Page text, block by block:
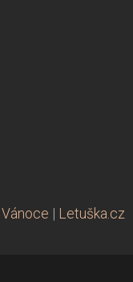
Vánoce Letuška.cz